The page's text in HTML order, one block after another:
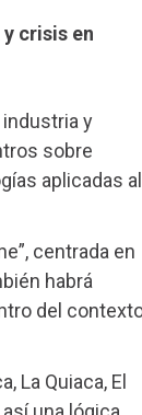
crisis en
y
sobre
aplicadas al
centrada en
habrá
del
La Quiaca, El